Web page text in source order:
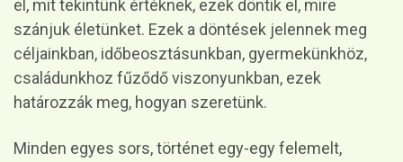
el, mit tekintünk értéknek, ezek döntik el, mire
szánjuk életünket. Ezek a döntések jelennek meg
céljainkban, időbeosztásunkban, gyermekünkhöz,
családunkhoz fűződő viszonyunkban, ezek
határozzák meg, hogyan szeretünk.
Minden egyes sors, történet egy-egy felemelt,